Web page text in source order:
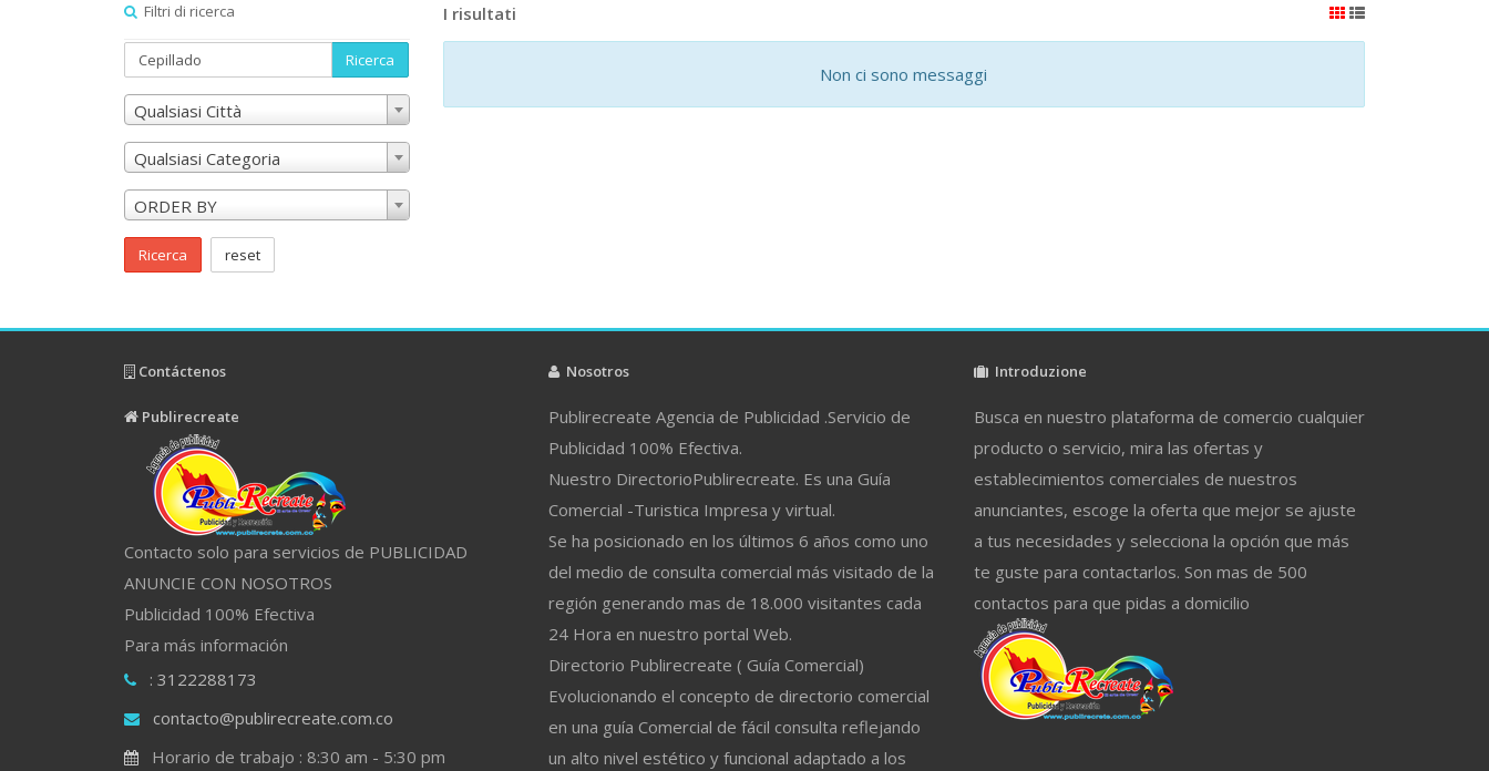
Filtri di ricerca
Ricerca
Qualsiasi Città
Qualsiasi Categoria
ORDER BY
Ricerca reset
I risultati
Non ci sono messaggi
Contáctenos
Publirecreate
Contacto solo para servicios de PUBLICIDAD
ANUNCIE CON NOSOTROS
Publicidad 100% Efectiva
Para más información
: 3122288173
contacto@publirecreate.com.co
Horario de trabajo : 8:30 am - 5:30 pm
Nosotros
Publirecreate Agencia de Publicidad .Servicio de
Publicidad 100% Efectiva.
Nuestro DirectorioPublirecreate. Es una Guía
Comercial -Turistica Impresa y virtual.
Se ha posicionado en los últimos 6 años como uno
del medio de consulta comercial más visitado de la
región generando mas de 18.000 visitantes cada
24 Hora en nuestro portal Web.
Directorio Publirecreate ( Guía Comercial)
Evolucionando el concepto de directorio comercial
en una guía Comercial de fácil consulta reflejando
un alto nivel estético y funcional adaptado a los
Introduzione
Busca en nuestro plataforma de comercio cualquier
producto o servicio, mira las ofertas y
establecimientos comerciales de nuestros
anunciantes, escoge la oferta que mejor se ajuste
a tus necesidades y selecciona la opción que más
te guste para contactarlos. Son mas de 500
contactos para que pidas a domicilio